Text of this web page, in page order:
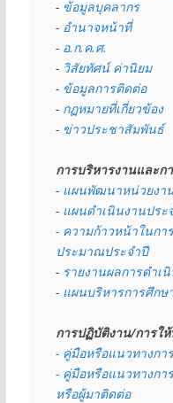
- ข้อมูลบุคลากร
- อำนาจหน้าที่
- อ.ก.ค.ศ.
- วิสัยทัศน์ ค่านิยม
- ข้อมูลการติดต่อ
- กฏหมายที่เกี่ยวข้อง
- ข่าวประชาสัมพันธ์
การบริหารงานและก
- แผนพัฒนาหน่วยงา
- แผนดำเนินงานประ
- ความก้าวหน้าในกา
ประมาณประจำปี
- รายงานผลการดำเ
- แผนบริหารการศึก
การปฏิบัติงาน/การใ
- คู่มือหรือแนวทางกา
- คู่มือหรือแนวทางกา
หรือผู้มาติดต่อ